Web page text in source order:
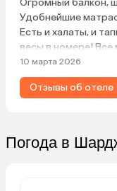
Огромный балкон,
Удобнейшие
Есть и халаты, и
весы в номере!
принадлежности
Бассейн и горка,
взрослых. Пляж
собирать ракушки.
вода, есть рыбки,
10 марта 2026
Отзывы об отеле
Погода в